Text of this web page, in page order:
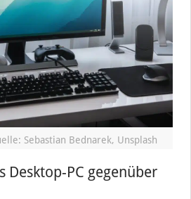
Sebastian Bednarek, Unsplash
Desktop-PC gegenüber